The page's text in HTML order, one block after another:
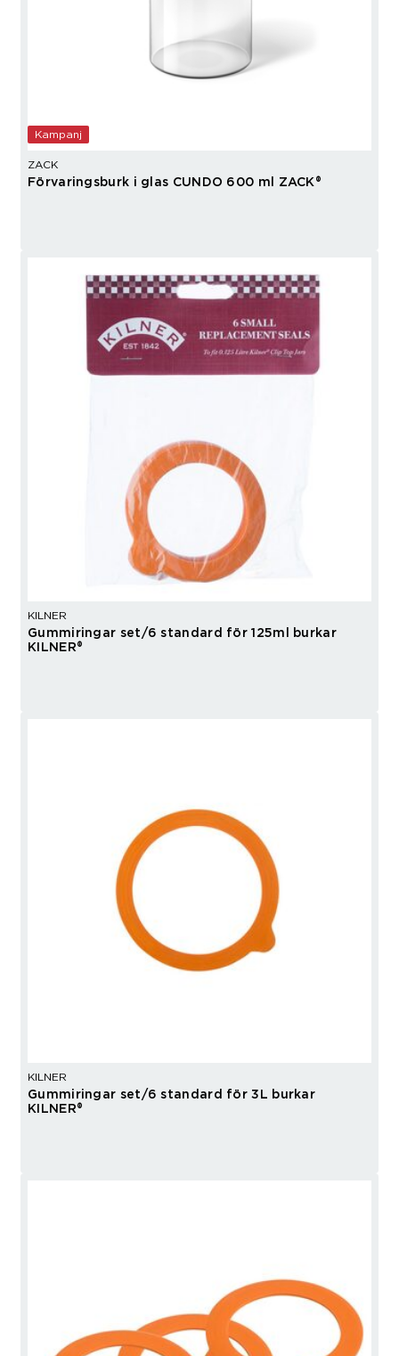
Kampanj
ZACK
Förvaringsburk i glas CUNDO 600 ml ZACK®
KILNER
Gummiringar set/6 standard för 125ml burkar
KILNER®
KILNER
Gummiringar set/6 standard för 3L burkar
KILNER®